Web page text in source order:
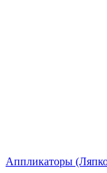
Аппликаторы